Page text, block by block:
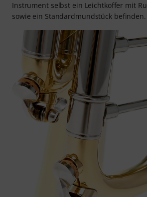
Instrument selbst ein Leichtkoffer mit
sowie ein Standardmundstück befinden.